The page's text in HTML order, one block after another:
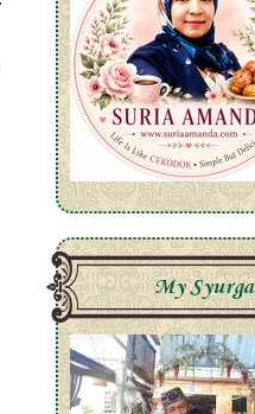
My Syurga